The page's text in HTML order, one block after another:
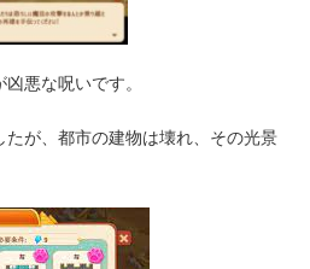
悪な呪いです。
が、都市の建物は壊れ、その光景